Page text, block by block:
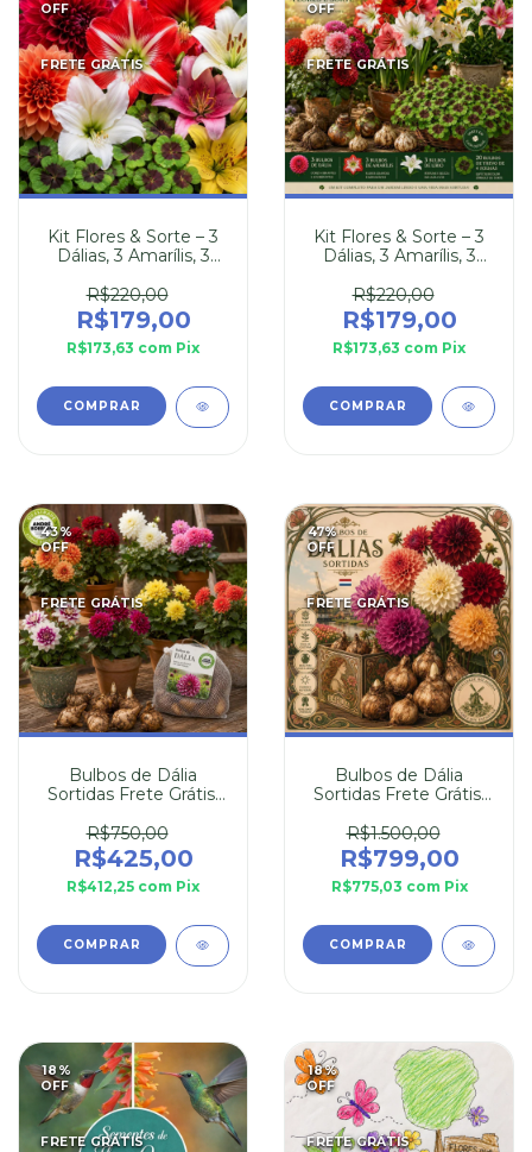
OFF
FRETE GRÁTIS
Kit Flores & Sorte – 3
Dálias, 3 Amarílis, 3
Folhas
R$220,00
R$179,00
R$173,63 com Pix
OFF
FRETE GRÁTIS
Kit Flores & Sorte – 3
Dálias, 3 Amarílis, 3
Folhas
R$220,00
R$179,00
R$173,63 com Pix
43%
OFF
FRETE GRÁTIS
Bulbos de Dália
Sortidas Frete Grátis:
R$750,00
R$425,00
R$412,25 com Pix
47%
OFF
FRETE GRÁTIS
Bulbos de Dália
Sortidas Frete Grátis:
R$1.500,00
R$799,00
R$775,03 com Pix
18%
OFF
FRETE GRÁTIS
18%
OFF
FRETE GRÁTIS